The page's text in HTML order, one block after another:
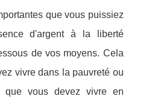
que vous puissiez
d'argent à la liberté
de vos moyens. Cela
vivre dans la pauvreté ou
que vous devez vivre en